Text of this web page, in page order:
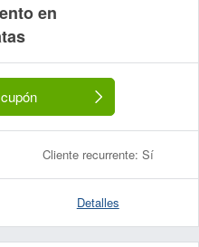
en
Cliente recurrente: Sí
Detalles